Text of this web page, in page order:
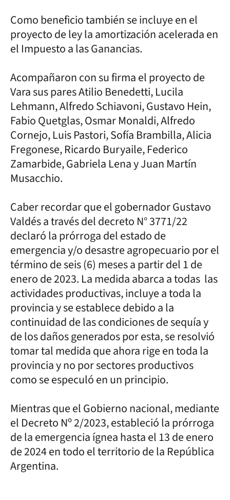
Como beneficio también se incluye en el
proyecto de ley la amortización acelerada en
el Impuesto a las Ganancias.
Acompañaron con su firma el proyecto de
Vara sus pares Atilio Benedetti, Lucila
Lehmann, Alfredo Schiavoni, Gustavo Hein,
Fabio Quetglas, Osmar Monaldi, Alfredo
Cornejo, Luis Pastori, Sofía Brambilla, Alicia
Fregonese, Ricardo Buryaile, Federico
Zamarbide, Gabriela Lena y Juan Martín
Musacchio.
Caber recordar que el gobernador Gustavo
Valdés a través del decreto N° 3771/22
declaró la prórroga del estado de
emergencia y/o desastre agropecuario por el
término de seis (6) meses a partir del 1 de
enero de 2023. La medida abarca a todas las
actividades productivas, incluye a toda la
provincia y se establece debido a la
continuidad de las condiciones de sequía y
de los daños generados por esta, se resolvió
tomar tal medida que ahora rige en toda la
provincia y no por sectores productivos
como se especuló en un principio.
Mientras que el Gobierno nacional, mediante
el Decreto Nº 2/2023, estableció la prórroga
de la emergencia ígnea hasta el 13 de enero
de 2024 en todo el territorio de la República
Argentina.